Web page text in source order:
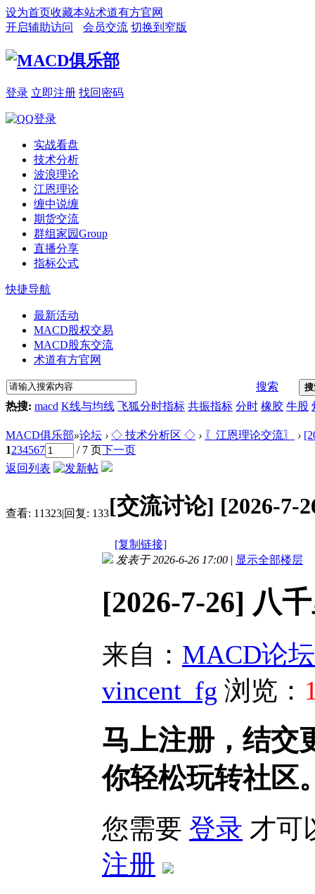
设为首页收藏本站术道有方官网
开启辅助访问
会员交流 切换到窄版
登录 立即注册 找回密码
实战看盘
技术分析
波浪理论
江恩理论
缠中说缠
期货交流
群组家园Group
直播分享
指标公式
快捷导航
最新活动
MACD股权交易
MACD股东交流
术道有方官网
搜索
热搜: macd K线与均线 飞狐分时指标 共振指标 分时 橡胶 牛股
MACD俱乐部»论坛 › ◇ 技术分析区 ◇ › 〖江恩理论交流〗 ›
1234567 / 7 页下一页
返回列表
查看: 11323|回复: 133[交流讨论] [2026-7-
[复制链接]
发表于 2026-6-26 17:00 | 显示全部楼层
[2026-7-26] 八
来自： MACD论坛
vincent_fg 浏览：
马上注册，结交
你轻松玩转社区
您需要 登录 才可
注册